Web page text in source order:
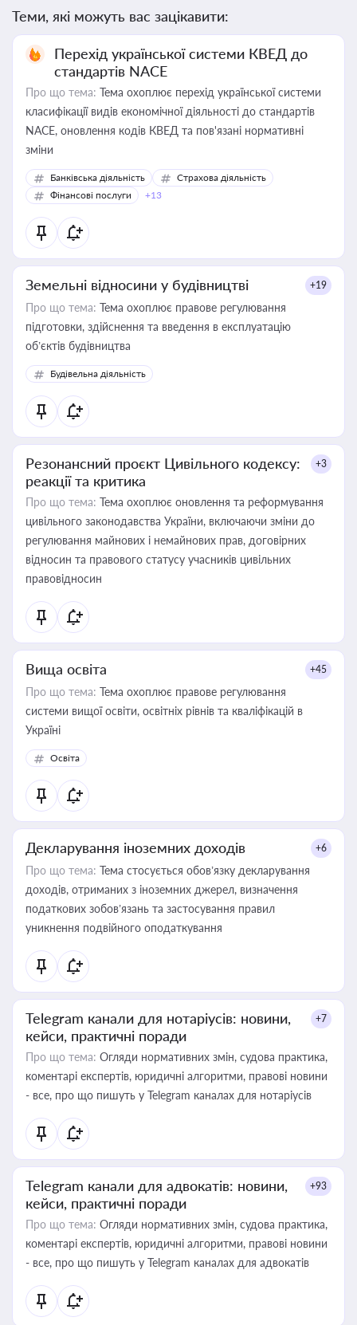
Теми, які можуть вас зацікавити:
Перехід української системи КВЕД до
стандартів NACE
Про що тема: Тема охоплює перехід української системи
класифікації видів економічної діяльності до стандартів
NACE, оновлення кодів КВЕД та пов'язані нормативні
зміни
Банківська діяльність
Страхова діяльність
Фінансові послуги
+13
Земельні відносини у будівництві +19
Про що тема: Тема охоплює правове регулювання
підготовки, здійснення та введення в експлуатацію
об’єктів будівництва
Будівельна діяльність
Резонансний проєкт Цивільного кодексу:
реакції та критика
+3
Про що тема: Тема охоплює оновлення та реформування
цивільного законодавства України, включаючи зміни до
регулювання майнових і немайнових прав, договірних
відносин та правового статусу учасників цивільних
правовідносин
Вища освіта +45
Про що тема: Тема охоплює правове регулювання
системи вищої освіти, освітніх рівнів та кваліфікацій в
Україні
Освіта
Декларування іноземних доходів +6
Про що тема: Тема стосується обов’язку декларування
доходів, отриманих з іноземних джерел, визначення
податкових зобов’язань та застосування правил
уникнення подвійного оподаткування
Telegram канали для нотаріусів: новини,
кейси, практичні поради
+7
Про що тема: Огляди нормативних змін, судова практика,
коментарі експертів, юридичні алгоритми, правові новини
- все, про що пишуть у Telegram каналах для нотаріусів
Telegram канали для адвокатів: новини,
кейси, практичні поради
+93
Про що тема: Огляди нормативних змін, судова практика,
коментарі експертів, юридичні алгоритми, правові новини
- все, про що пишуть у Telegram каналах для адвокатів